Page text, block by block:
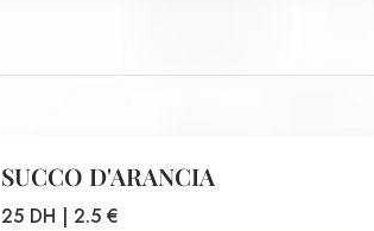
SUCCO D'ARANCIA
25 DH | 2.5 €